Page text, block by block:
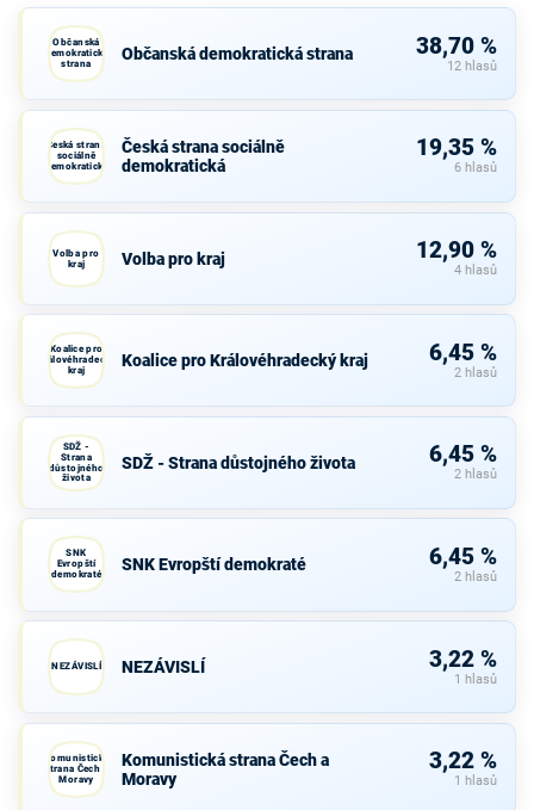
Občanská
demokratická
strana
Občanská demokratická strana 38,70 %
12 hlasů
Česká strana
sociálně
demokratická
Česká strana sociálně
demokratická
19,35 %
6 hlasů
Volba pro
kraj
Volba pro kraj 12,90 %
4 hlasů
Koalice pro
Královéhradecký
kraj
Koalice pro Královéhradecký kraj 6,45 %
2 hlasů
SDŽ -
Strana
důstojného
života
SDŽ - Strana důstojného života 6,45 %
2 hlasů
SNK
Evropští
demokraté
SNK Evropští demokraté 6,45 %
2 hlasů
NEZÁVISLÍ NEZÁVISLÍ 3,22 %
1 hlasů
Komunistická
strana Čech a
Moravy
Komunistická strana Čech a
Moravy
3,22 %
1 hlasů